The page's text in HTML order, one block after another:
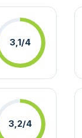
3,1/4
3,2/4